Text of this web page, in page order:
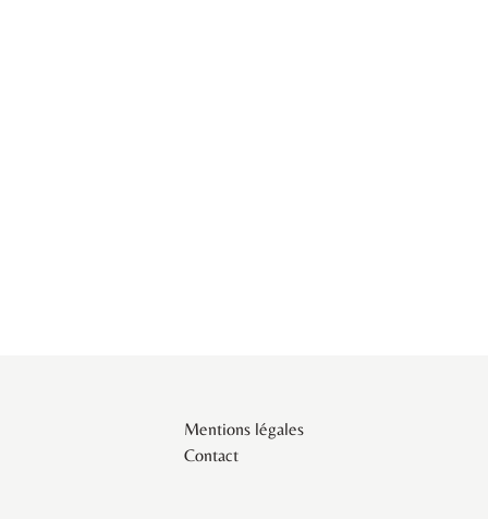
Mentions légales
Contact